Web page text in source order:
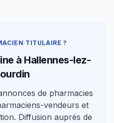
TITULAIRE ?
à Hallennes-lez-
de pharmacies
vendeurs et
Diffusion auprès de